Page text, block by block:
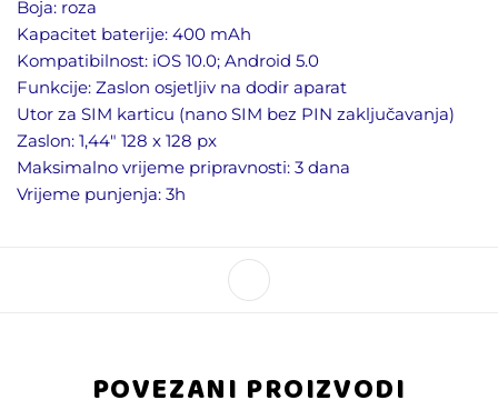
Boja: roza
Kapacitet baterije: 400 mAh
Kompatibilnost: iOS 10.0; Android 5.0
Funkcije: Zaslon osjetljiv na dodir aparat
Utor za SIM karticu (nano SIM bez PIN zaključavanja)
Zaslon: 1,44″ 128 x 128 px
Maksimalno vrijeme pripravnosti: 3 dana
Vrijeme punjenja: 3h
POVEZANI PROIZVODI